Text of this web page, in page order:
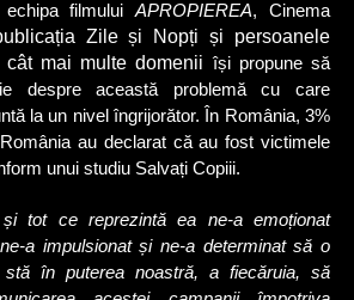
echipa filmuluiAPROPIEREA, Cinema
Zile și Nopți și persoanele
cât mai multe domeniiîși propune să
despre această problemă cu care
la un nivel îngrijorător. În România, 3%
au declarat că au fost victimele
unui studiu Salvați Copiii.
și tot ce reprezintă ea ne-a emoționat
a impulsionat și ne-a determinat să o
în puterea noastră, a fiecăruia, să